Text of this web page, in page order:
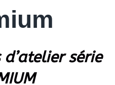
d’atelier série